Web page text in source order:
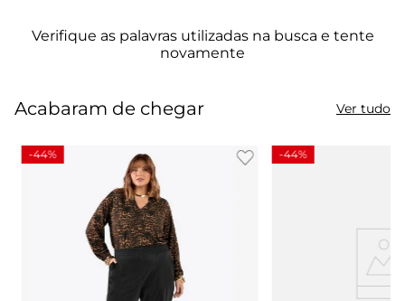
Acabaram de chegar Ver tudo
-44% -44%